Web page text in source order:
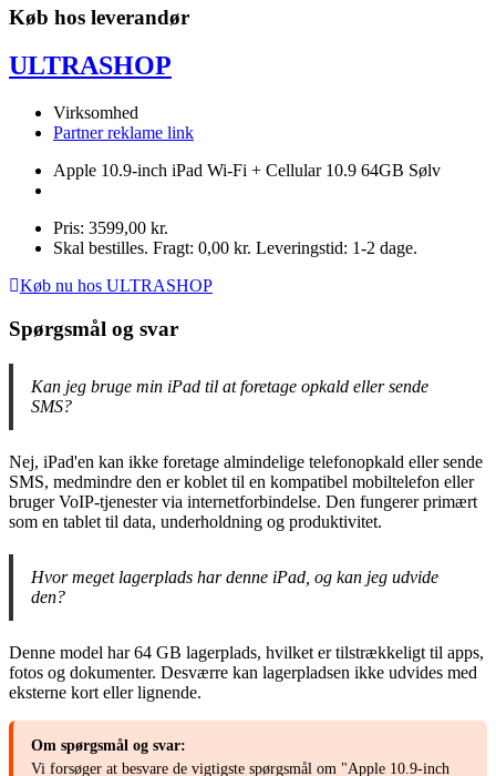
Køb hos leverandør
ULTRASHOP
Virksomhed
Partner reklame link
Apple 10.9-inch iPad Wi-Fi + Cellular 10.9 64GB Sølv
Pris: 3599,00 kr.
Skal bestilles. Fragt: 0,00 kr. Leveringstid: 1-2 dage.
Køb nu hos ULTRASHOP
Spørgsmål og svar
Kan jeg bruge min iPad til at foretage opkald eller sende
SMS?
Nej, iPad'en kan ikke foretage almindelige telefonopkald eller sende
SMS, medmindre den er koblet til en kompatibel mobiltelefon eller
bruger VoIP-tjenester via internetforbindelse. Den fungerer primært
som en tablet til data, underholdning og produktivitet.
Hvor meget lagerplads har denne iPad, og kan jeg udvide
den?
Denne model har 64 GB lagerplads, hvilket er tilstrækkeligt til apps,
fotos og dokumenter. Desværre kan lagerpladsen ikke udvides med
eksterne kort eller lignende.
Om spørgsmål og svar:
Vi forsøger at besvare de vigtigste spørgsmål om "Apple 10.9-inch